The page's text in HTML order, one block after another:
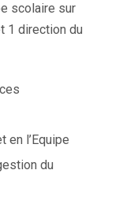
scolaire sur
1 direction du
en l’Equipe
du